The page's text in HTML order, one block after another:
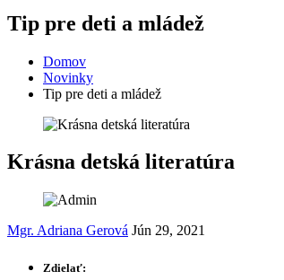
Tip pre deti a mládež
Domov
Novinky
Tip pre deti a mládež
Krásna detská literatúra
Mgr. Adriana Gerová Jún 29, 2021
Zdielať: